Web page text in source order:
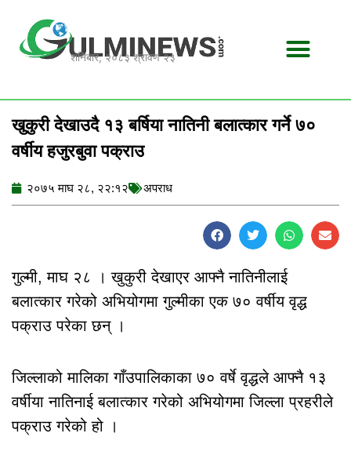
content
शनिबार, २०८३ श्रावण २३
खुकुरी देखाउदै १३ बर्षिया नातिनी बलात्कार गर्ने ७०
वर्षीय हजुरबुवा पक्राउ
२०७५ माघ २८, २२:१२ अपराध
गुल्मी, माघ २८ । खुकुरी देखाएर आफ्नै नातिनीलाई
बलात्कार गरेको अभियोगमा गुल्मीका एक ७० वर्षीय वृद्ध
पक्राउ परेका छन् ।
जिल्लाको मालिका गाँउपालिकाका ७० वर्षे वृद्धले आफ्नै १३
वर्षीया नातिनाई बलात्कार गरेको अभियोगमा जिल्ला प्रहरीले
पक्राउ गरेको हो ।